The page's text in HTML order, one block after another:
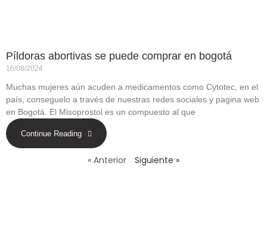
Píldoras abortivas se puede comprar en bogotá
16/08/2024
Muchas mujeres aún acuden a medicamentos como Cytotec, en el
país, conseguelo a través de nuestras redes sociales y pagina web
en Bogotá. El Misoprostol es un compuesto al que
Continue Reading
« Anterior Siguiente »